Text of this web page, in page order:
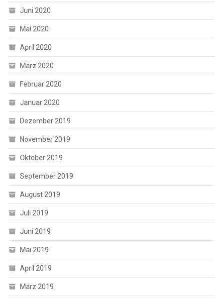
Juni 2020
Mai 2020
April 2020
März 2020
Februar 2020
Januar 2020
Dezember 2019
November 2019
Oktober 2019
September 2019
August 2019
Juli 2019
Juni 2019
Mai 2019
April 2019
März 2019